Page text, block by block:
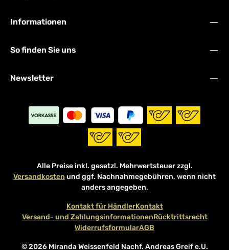
Informationen
So finden Sie uns
Newsletter
Alle Preise inkl. gesetzl. Mehrwertsteuer zzgl.
Versandkosten und ggf. Nachnahmegebühren, wenn nicht
anders angegeben.
© 2026 Miranda Weissenfeld Nachf. Andreas Greif e.U.
Kontakt für HändlerKontakt
Versand- und ZahlungsinformationenRücktrittsrecht
WiderrufsformularAGB